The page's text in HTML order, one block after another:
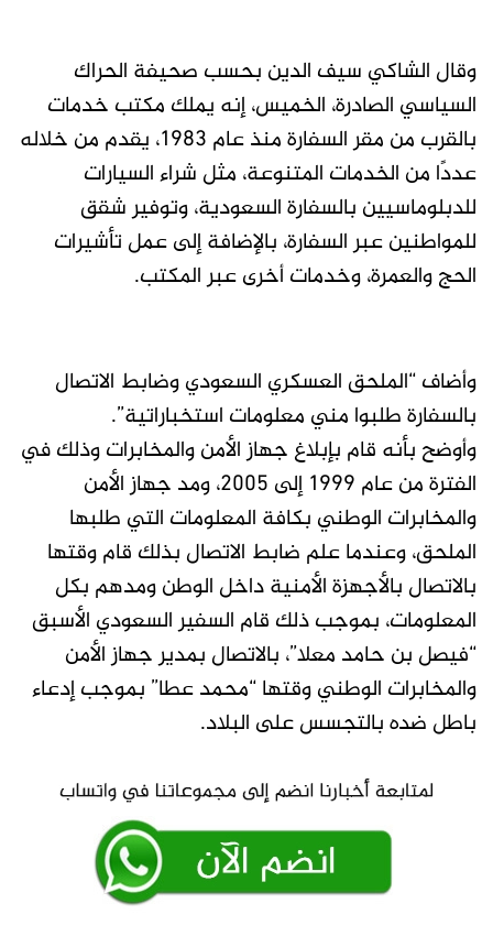
وقال الشاكي سيف الدين بحسب صحيفة الحراك
السياسي الصادرة، الخميس، إنه يملك مكتب خدمات
بالقرب من مقر السفارة منذ عام 1983، يقدم من خلاله
عددًا من الخدمات المتنوعة، مثل شراء السيارات
للدبلوماسيين بالسفارة السعودية، وتوفير شقق
للمواطنين عبر السفارة، بالإضافة إلى عمل تأشيرات
الحج والعمرة، وخدمات أخرى عبر المكتب.
وأضاف “الملحق العسكري السعودي وضابط الاتصال
بالسفارة طلبوا مني معلومات استخباراتية”.
وأوضح بأنه قام بإبلاغ جهاز الأمن والمخابرات وذلك في
الفترة من عام 1999 إلى 2005، ومد جهاز الأمن
والمخابرات الوطني بكافة المعلومات التي طلبها
الملحق، وعندما علم ضابط الاتصال بذلك قام وقتها
بالاتصال بالأجهزة الأمنية داخل الوطن ومدهم بكل
المعلومات، بموجب ذلك قام السفير السعودي الأسبق
“فيصل بن حامد معلا”، بالاتصال بمدير جهاز الأمن
والمخابرات الوطني وقتها “محمد عطا” بموجب إدعاء
باطل ضده بالتجسس على البلاد.